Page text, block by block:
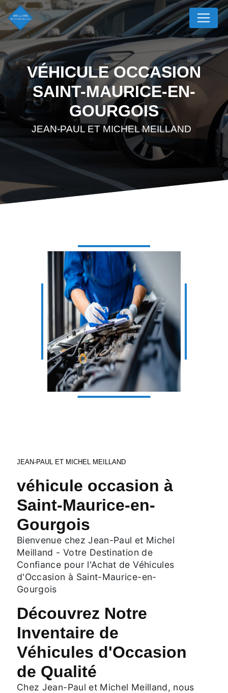
VÉHICULE OCCASION
SAINT-MAURICE-EN-
GOURGOIS
JEAN-PAUL ET MICHEL MEILLAND
JEAN-PAUL ET MICHEL MEILLAND
véhicule occasion à
Saint-Maurice-en-
Gourgois
Bienvenue chez Jean-Paul et Michel
Meilland - Votre Destination de
Confiance pour l'Achat de Véhicules
d'Occasion à Saint-Maurice-en-
Gourgois
Découvrez Notre
Inventaire de
Véhicules d'Occasion
de Qualité
Chez Jean-Paul et Michel Meilland, nous
Panneau de gestion des cookies